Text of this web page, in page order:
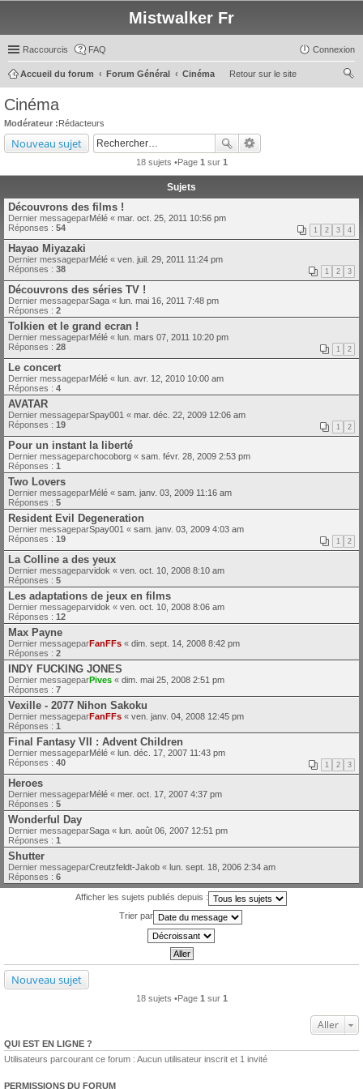
Mistwalker Fr
Raccourcis FAQ Connexion
Retour sur le site
Accueil du forum Forum Général
Cinéma
Cinéma
Modérateur :Rédacteurs
Nouveau sujet
18 sujets •Page 1 sur 1
Sujets
Découvrons des films !
Dernier messageparMélé « mar. oct. 25, 2011 10:56 pm
Réponses : 54 1 2 3 4
Hayao Miyazaki
Dernier messageparMélé « ven. juil. 29, 2011 11:24 pm
Réponses : 38 1 2 3
Découvrons des séries TV !
Dernier messageparSaga « lun. mai 16, 2011 7:48 pm
Réponses : 2
Tolkien et le grand ecran !
Dernier messageparMélé « lun. mars 07, 2011 10:20 pm
Réponses : 28 1 2
Le concert
Dernier messageparMélé « lun. avr. 12, 2010 10:00 am
Réponses : 4
AVATAR
Dernier messageparSpay001 « mar. déc. 22, 2009 12:06 am
Réponses : 19 1 2
Pour un instant la liberté
Dernier messageparchocoborg « sam. févr. 28, 2009 2:53 pm
Réponses : 1
Two Lovers
Dernier messageparMélé « sam. janv. 03, 2009 11:16 am
Réponses : 5
Resident Evil Degeneration
Dernier messageparSpay001 « sam. janv. 03, 2009 4:03 am
Réponses : 19 1 2
La Colline a des yeux
Dernier messageparvidok « ven. oct. 10, 2008 8:10 am
Réponses : 5
Les adaptations de jeux en films
Dernier messageparvidok « ven. oct. 10, 2008 8:06 am
Réponses : 12
Max Payne
Dernier messageparFanFFs « dim. sept. 14, 2008 8:42 pm
Réponses : 2
INDY FUCKING JONES
Dernier messageparPives « dim. mai 25, 2008 2:51 pm
Réponses : 7
Vexille - 2077 Nihon Sakoku
Dernier messageparFanFFs « ven. janv. 04, 2008 12:45 pm
Réponses : 1
Final Fantasy VII : Advent Children
Dernier messageparMélé « lun. déc. 17, 2007 11:43 pm
Réponses : 40 1 2 3
Heroes
Dernier messageparMélé « mer. oct. 17, 2007 4:37 pm
Réponses : 5
Wonderful Day
Dernier messageparSaga « lun. août 06, 2007 12:51 pm
Réponses : 1
Shutter
Dernier messageparCreutzfeldt-Jakob « lun. sept. 18, 2006 2:34 am
Réponses : 6
Afficher les sujets publiés depuis :
Trier par
Nouveau sujet
18 sujets •Page 1 sur 1
Aller
QUI EST EN LIGNE ?
Utilisateurs parcourant ce forum : Aucun utilisateur inscrit et 1 invité
PERMISSIONS DU FORUM